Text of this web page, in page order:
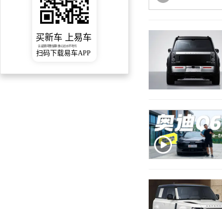
买新车 上易车
认证顾问微信聊 放心比价不吃亏
扫码下载易车APP